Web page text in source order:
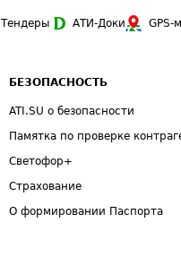
Тендеры АТИ-Доки GPS-
БЕЗОПАСНОСТЬ
ATI.SU о безопасности
Памятка по проверке
Светофор+
Страхование
О формировании Паспорта